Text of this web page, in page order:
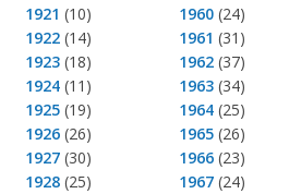
1921 (10)
1922 (14)
1923 (18)
1924 (11)
1925 (19)
1926 (26)
1927 (30)
1928 (25)
1960(24)
1961 (31)
1962(37)
1963(34)
1964(25)
1965(26)
1966(23)
1967(24)